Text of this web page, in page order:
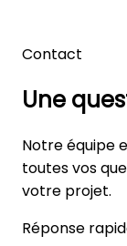
Contact
Une
Notre équipe
toutes vos
votre projet.
Réponse